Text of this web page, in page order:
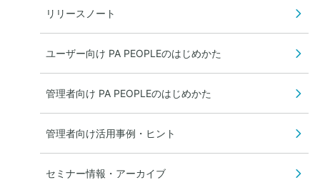
リリースノート
ユーザー向け PA PEOPLEのはじめかた
管理者向け PA PEOPLEのはじめかた
管理者向け活用事例・ヒント
セミナー情報・アーカイブ